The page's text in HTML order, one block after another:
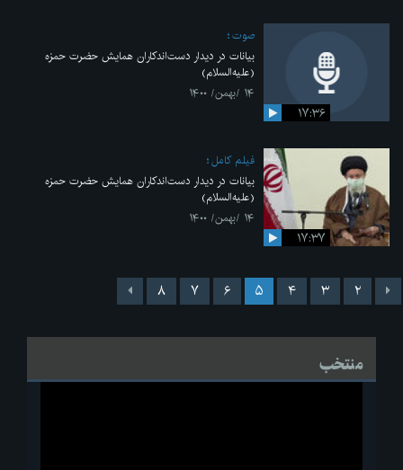
۱۷:۳۶
صوت
بیانات در دیدار دست‌اندکاران همایش حضرت حمزه
(علیه‌السلام)
۱۴ /بهمن/ ۱۴۰۰
۱۷:۳۷
فیلم کامل
بیانات در دیدار دست‌اندکاران همایش حضرت حمزه
(علیه‌السلام)
۱۴ /بهمن/ ۱۴۰۰
۲ ۳ ۴ ۵ ۶ ۷ ۸
منتخب